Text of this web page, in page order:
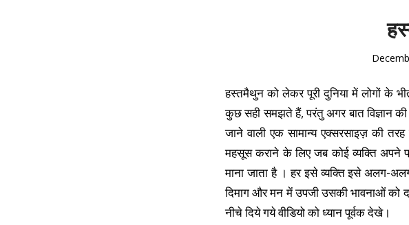
हस्तमैथुन को लेकर पूरी दुनिया में लोगों के
कुछ सही समझते हैं, परंतु अगर बात विज्ञान की
जाने वाली एक सामान्य एक्सरसाइज़ की
महसूस कराने के लिए जब कोई व्यक्ति अपने
माना जाता है । हर इसे व्यक्ति इसे अलग-
दिमाग और मन में उपजी उसकी भावनाओं को
नीचे दिये गये वीडियो को ध्यान पूर्वक देखे।